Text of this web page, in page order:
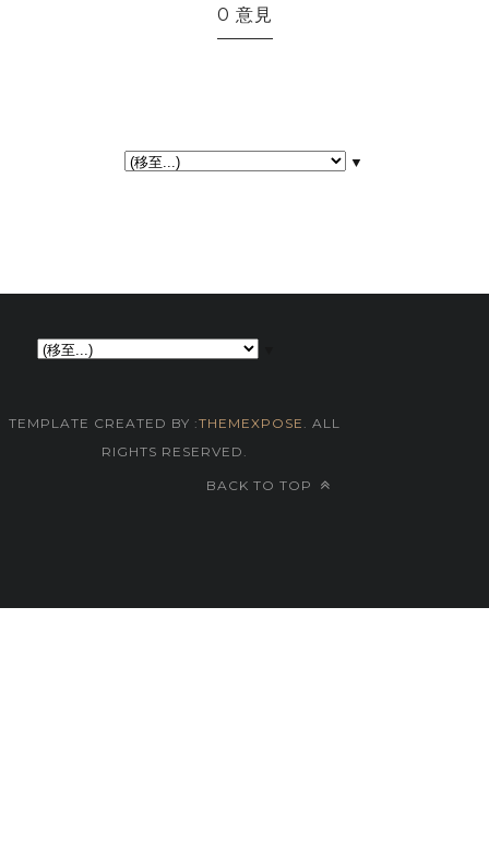
0 意見
▼
TEMPLATE CREATED BY :THEMEXPOSE . ALL
RIGHTS RESERVED.
BACK TO TOP